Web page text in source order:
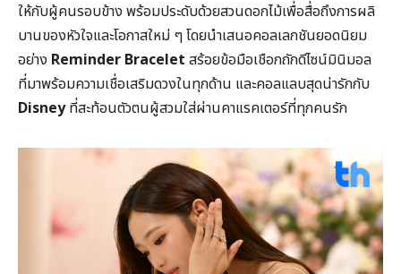
ให้กับผู้คนรอบข้าง พร้อมประดับด้วยสวนดอกไม้เพื่อสื่อถึงการผลิ
บานของหัวใจและโอกาสใหม่ ๆ โดยนำเสนอคอลเลกชันยอดนิยม
อย่าง Reminder Bracelet สร้อยข้อมือเชือกถักดีไซน์มินิมอล
ที่มาพร้อมความเชื่อเสริมดวงในทุกด้าน และคอลแลบสุดน่ารักกับ
Disneyที่สะท้อนตัวตนผู้สวมใส่ผ่านคาแรคเตอร์ที่ทุกคนรัก